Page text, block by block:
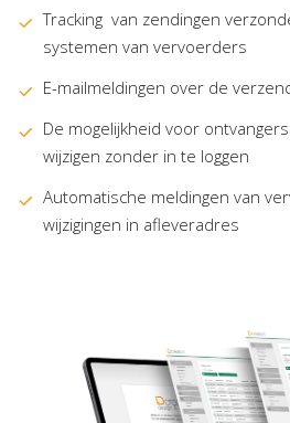
Tracking van zendingen
systemen van vervoerders
E-mailmeldingen over de
De mogelijkheid voor
wijzigen zonder in te loggen
Automatische meldingen van
wijzigingen in afleveradres